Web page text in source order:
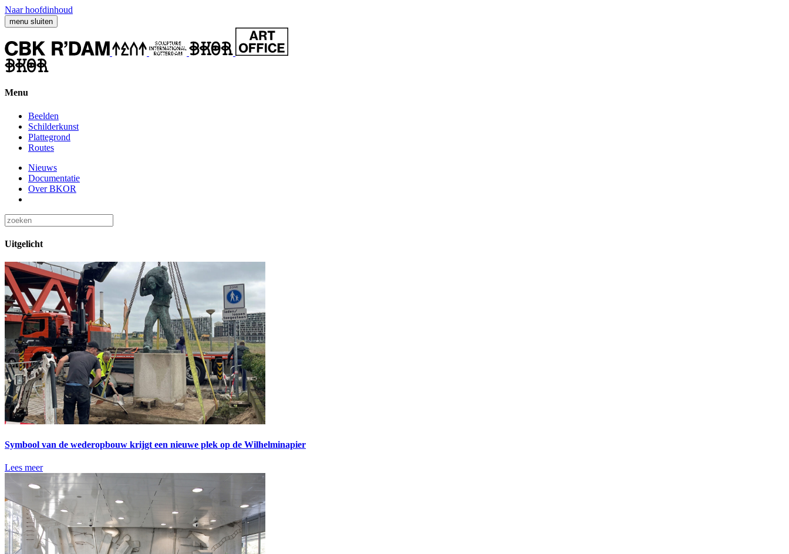
Naar hoofdinhoud
menu sluiten
Menu
Beelden
Schilderkunst
Plattegrond
Routes
Nieuws
Documentatie
Over BKOR
Uitgelicht
Symbool van de wederopbouw krijgt een nieuwe plek op de Wilhelminapier
Lees meer